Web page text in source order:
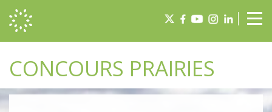
CONCOURS PRAIRIES
Panneau de gestion des cookies